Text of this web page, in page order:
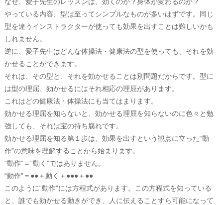
やっている内容、型は至ってシンプルなものが多いはずです。同じ
型を違うインストラクターが使っても効果を出すことは難しいかも
しれません。
逆に、愛子先生はどんな体操法・健康法の型を使っても、それを効
かせることができます。
それは、その型と、それを効かせることは別問題だからです。型に
は型の理屈、効かせるにはそれ相応の理屈があります。
これはどの健康法・体操法にも当てはまります。
効かせる理屈を知らないと、効かせる理屈を知らないのに色々と勉
強しても、それは宝の持ち腐れです。
効かせる理屈を知る第１歩は、効果を出すという観点に立った“動
作”の意味を理解することから始まります。
“動作”＝“動く”ではありません。
“動作”＝●●＋動く＋●●●＋●●
このように“動作”には方程式があります。この方程式を知っている
と、誰でも効かせる動きができ、人に伝えることすら可能になって